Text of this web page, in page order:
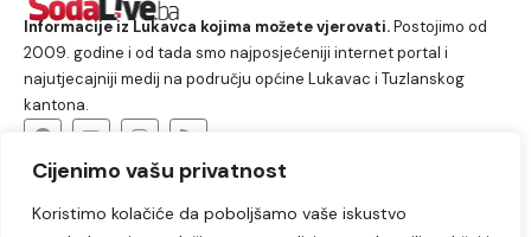
Cijenimo vašu privatnost
Koristimo kolačiće da poboljšamo vaše iskustvo
Informacije iz Lukavca kojima možete vjerovati.Postojimo od
2009. godine i od tada smo najposjećeniji internet portal i
najutjecajniji medij na području općine Lukavac i Tuzlanskog
kantona.
Lukavac Društvo Crna hronika Sport